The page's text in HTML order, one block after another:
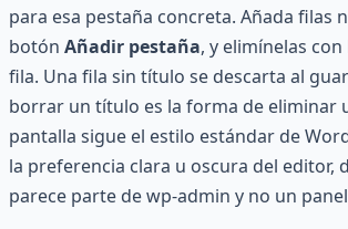
para esa pestaña concreta. Añada filas
botón Añadir pestaña, y elimínelas
fila. Una fila sin título se descarta al
borrar un título es la forma de eliminar
pantalla sigue el estilo estándar de
la preferencia clara u oscura del editor,
parece parte de wp-admin y no un